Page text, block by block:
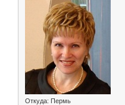
Откуда: Пермь